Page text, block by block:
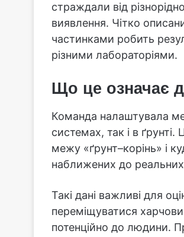
страждали від
виявлення. Чітко
частинками робить
різними лабораторіями.
Що це означає
Команда налаштувала
системах, так і в
межу «ґрунт–корінь» і
наближених до
Такі дані важливі для
переміщуватися
потенційно до людини.